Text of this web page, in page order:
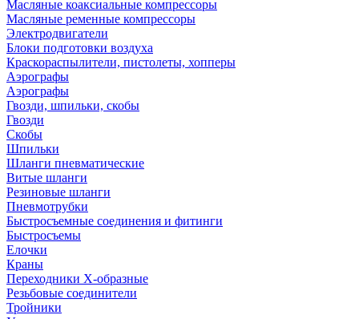
Масляные коаксиальные компрессоры
Масляные ременные компрессоры
Электродвигатели
Блоки подготовки воздуха
Краскораспылители, пистолеты, хопперы
Аэрографы
Аэрографы
Гвозди, шпильки, скобы
Гвозди
Скобы
Шпильки
Шланги пневматические
Витые шланги
Резиновые шланги
Пневмотрубки
Быстросъемные соединения и фитинги
Быстросъемы
Елочки
Краны
Переходники Х-образные
Резьбовые соединители
Тройники